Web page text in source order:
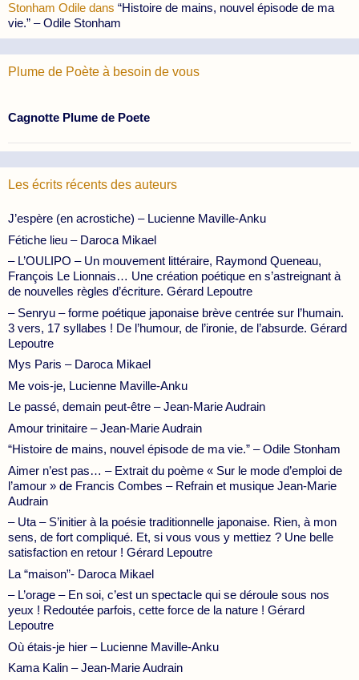
Stonham Odile dans “Histoire de mains, nouvel épisode de ma
vie.” – Odile Stonham
Plume de Poète à besoin de vous
Cagnotte Plume de Poete
Les écrits récents des auteurs
J’espère (en acrostiche) – Lucienne Maville-Anku
Fétiche lieu – Daroca Mikael
– L’OULIPO – Un mouvement littéraire, Raymond Queneau,
François Le Lionnais… Une création poétique en s’astreignant à
de nouvelles règles d’écriture. Gérard Lepoutre
– Senryu – forme poétique japonaise brève centrée sur l’humain.
3 vers, 17 syllabes ! De l’humour, de l’ironie, de l’absurde. Gérard
Lepoutre
Mys Paris – Daroca Mikael
Me vois-je, Lucienne Maville-Anku
Le passé, demain peut-être – Jean-Marie Audrain
Amour trinitaire – Jean-Marie Audrain
“Histoire de mains, nouvel épisode de ma vie.” – Odile Stonham
Aimer n’est pas… – Extrait du poème « Sur le mode d’emploi de
l’amour » de Francis Combes – Refrain et musique Jean-Marie
Audrain
– Uta – S’initier à la poésie traditionnelle japonaise. Rien, à mon
sens, de fort compliqué. Et, si vous vous y mettiez ? Une belle
satisfaction en retour ! Gérard Lepoutre
La “maison”- Daroca Mikael
– L’orage – En soi, c’est un spectacle qui se déroule sous nos
yeux ! Redoutée parfois, cette force de la nature ! Gérard
Lepoutre
Où étais-je hier – Lucienne Maville-Anku
Kama Kalin – Jean-Marie Audrain